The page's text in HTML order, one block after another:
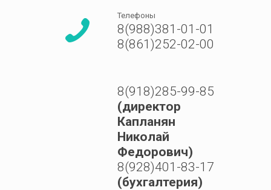
Телефоны
8(988)381-01-01
8(861)252-02-00
8(918)285-99-85
(директор
Капланян
Николай
Федорович)
8(928)401-83-17
(бухгалтерия)